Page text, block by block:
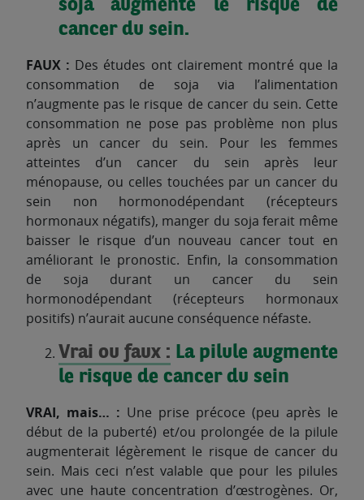
soja augmente le risque de
cancer du sein.
FAUX : Des études ont clairement montré que la
consommation de soja via l’alimentation
n’augmente pas le risque de cancer du sein. Cette
consommation ne pose pas problème non plus
après un cancer du sein. Pour les femmes
atteintes d’un cancer du sein après leur
ménopause, ou celles touchées par un cancer du
sein non hormonodépendant (récepteurs
hormonaux négatifs), manger du soja ferait même
baisser le risque d’un nouveau cancer tout en
améliorant le pronostic. Enfin, la consommation
de soja durant un cancer du sein
hormonodépendant (récepteurs hormonaux
positifs) n’aurait aucune conséquence néfaste.
Vrai ou faux : La pilule augmente
le risque de cancer du sein
VRAI, mais… : Une prise précoce (peu après le
début de la puberté) et/ou prolongée de la pilule
augmenterait légèrement le risque de cancer du
sein. Mais ceci n’est valable que pour les pilules
avec une haute concentration d’œstrogènes. Or,